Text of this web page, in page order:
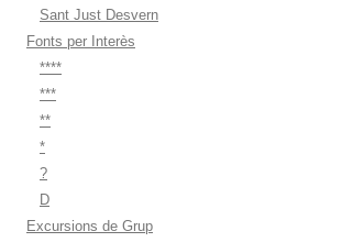
Sant Just Desvern
Fonts per Interès
****
***
**
*
?
D
Excursions de Grup